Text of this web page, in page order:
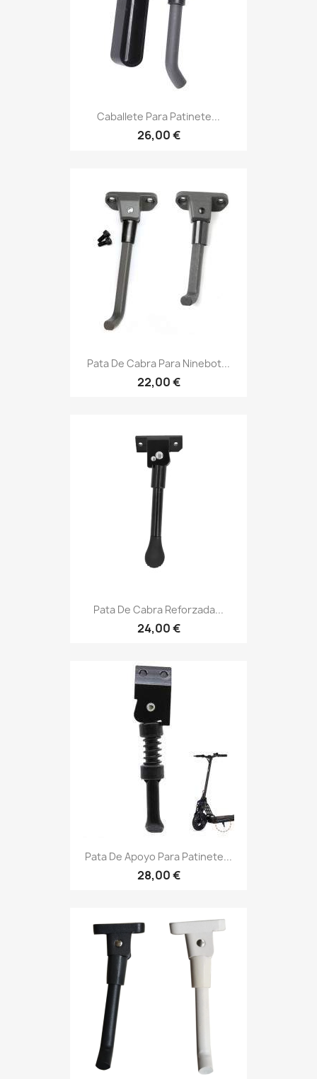
Caballete Para Patinete...
26,00 €
Pata De Cabra Para Ninebot...
22,00 €
Pata De Cabra Reforzada...
24,00 €
Pata De Apoyo Para Patinete...
28,00 €